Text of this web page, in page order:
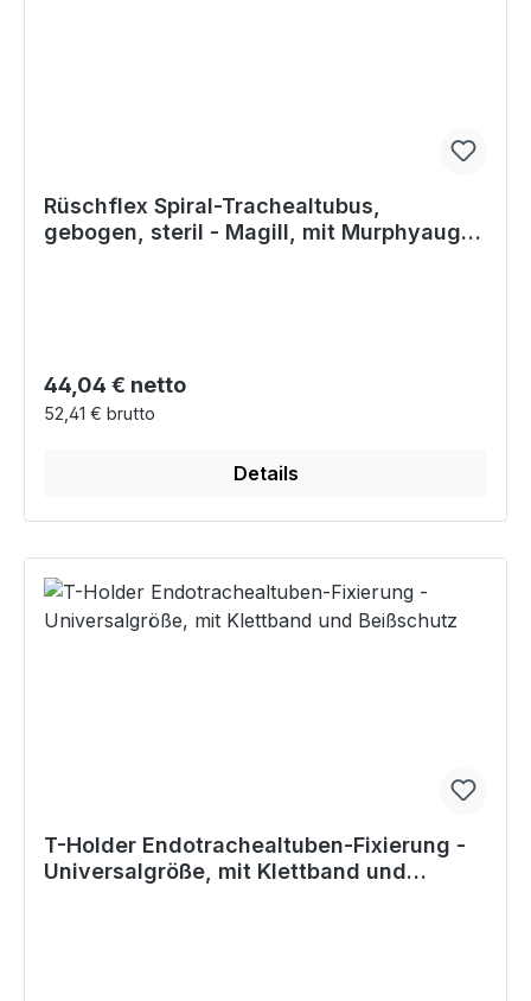
Rüschflex Spiral-Trachealtubus,
gebogen, steril - Magill, mit Murphyauge,
Regulärer Preis:
44,04 € netto
52,41 € brutto
Details
T-Holder Endotrachealtuben-Fixierung -
Universalgröße, mit Klettband und